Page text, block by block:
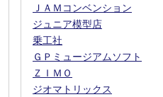
ＪＡＭコンベンション
ジュニア模型店
乗工社
ＧＰミュージアムソフト
ＺＩＭＯ
ジオマトリックス